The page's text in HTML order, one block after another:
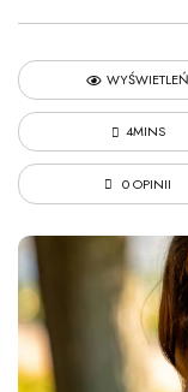
WYŚWIETLEŃ
4MINS
0 OPINII